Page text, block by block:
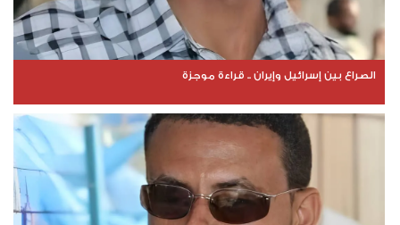
الصراع بين إسرائيل وإيران .. قراءة موجزة